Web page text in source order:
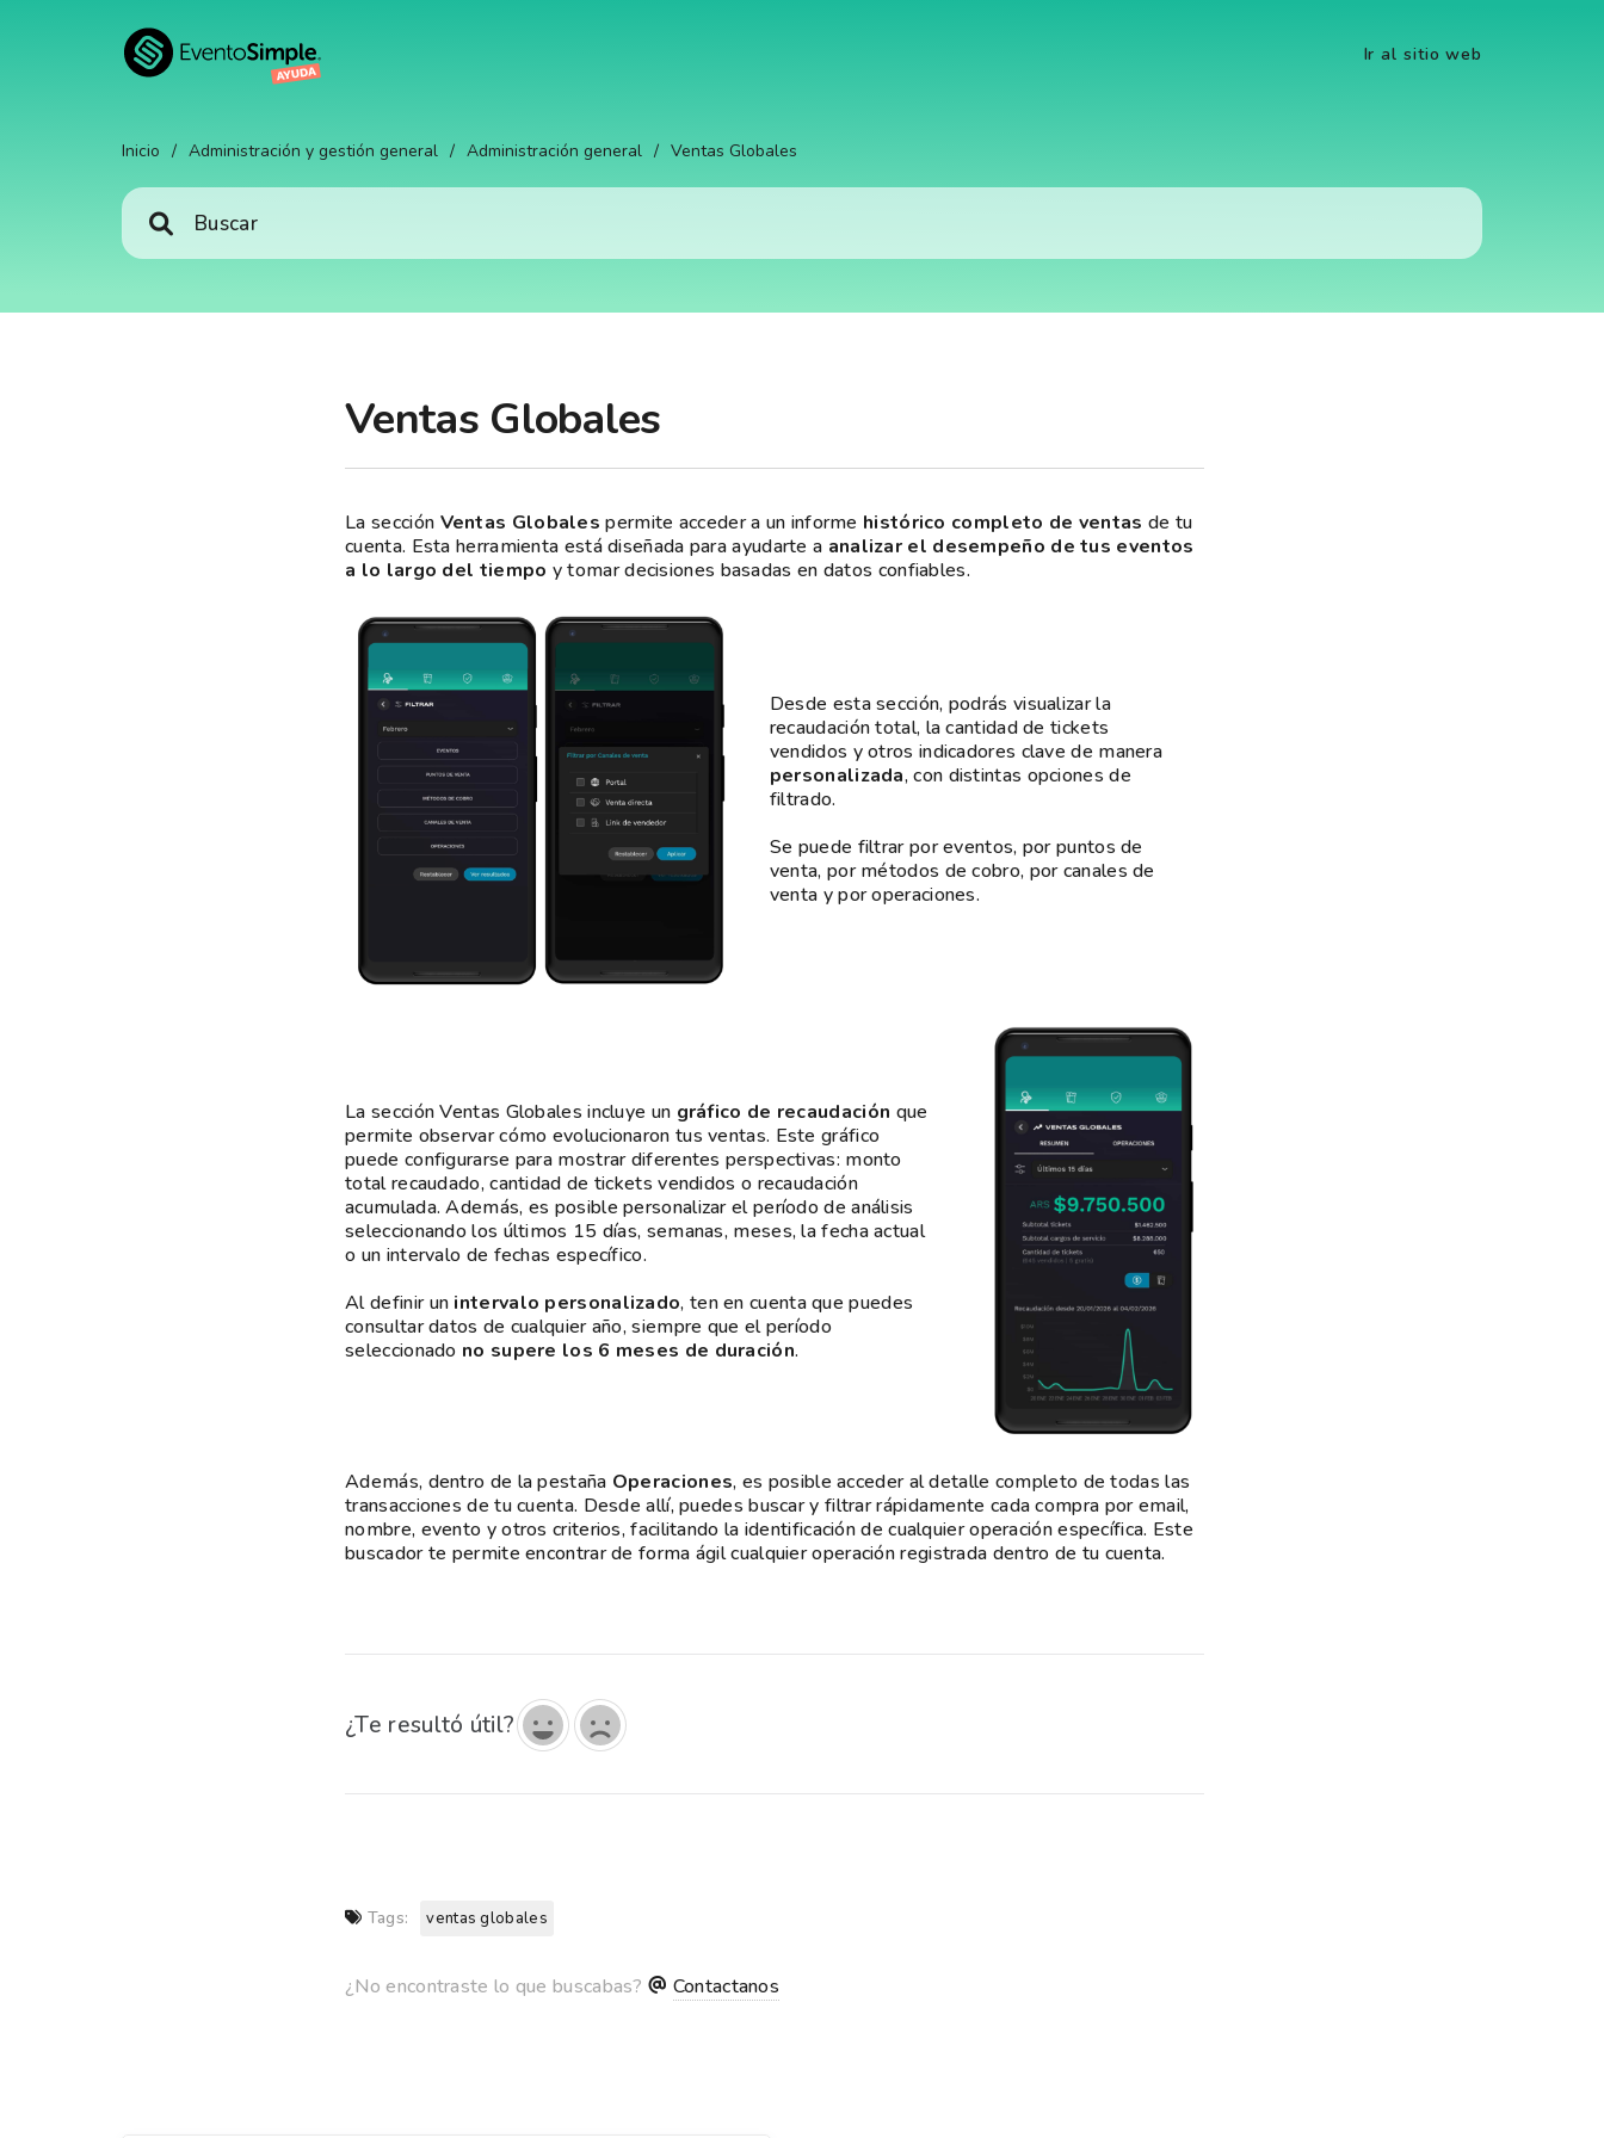
Ir al sitio web
Inicio / Administración y gestión general / Administración general / Ventas Globales
Ventas Globales
La sección Ventas Globales permite acceder a un informe histórico completo de ventas de tu
cuenta. Esta herramienta está diseñada para ayudarte a analizar el desempeño de tus eventos
a lo largo del tiempo y tomar decisiones basadas en datos confiables.
Desde esta sección, podrás visualizar la
recaudación total, la cantidad de tickets
vendidos y otros indicadores clave de manera
personalizada, con distintas opciones de
filtrado.
Se puede filtrar por eventos, por puntos de
venta, por métodos de cobro, por canales de
venta y por operaciones.
La sección Ventas Globales incluye un gráfico de recaudación que
permite observar cómo evolucionaron tus ventas. Este gráfico
puede configurarse para mostrar diferentes perspectivas: monto
total recaudado, cantidad de tickets vendidos o recaudación
acumulada. Además, es posible personalizar el período de análisis
seleccionando los últimos 15 días, semanas, meses, la fecha actual
o un intervalo de fechas específico.
Aldefinir un intervalo personalizado, ten en cuenta que puedes
consultar datos de cualquier año, siempre que el período
seleccionado no supere los 6 meses de duración.
Además, dentro de la pestaña Operaciones, es posible acceder al detalle completo de todas las
transacciones de tu cuenta. Desde allí, puedes buscar y filtrar rápidamente cada compra por email,
nombre, evento y otros criterios, facilitando la identificación de cualquier operación específica. Este
buscador te permite encontrar de forma ágil cualquier operación registrada dentro de tu cuenta.
¿Te resultó útil?
Tags: ventas globales
¿No encontraste lo que buscabas? Contactanos